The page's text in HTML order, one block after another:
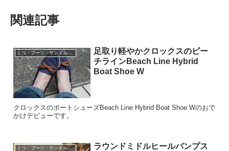
関連記事
くつ・ブーツ・サンダル・パンプスなど
足取り軽やかクロックスのビー
チラインBeach Line Hybrid
Boat Shoe W
クロックスのボートシューズBeach Line Hybrid Boat Shoe Wのおで
かけデビューです。
くつ・ブーツ・サンダル・パンプスなど
ラウンドミドルヒールパンプス